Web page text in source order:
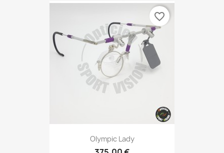
Olympic Lady
favorite_border